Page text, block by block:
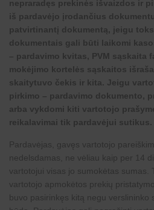
nepraradęs prekinės išvaizdos ir
iš pardavėjo įrodančius
patvirtinantį dokumentą, jeigu
dokumentais gali būti laikomi
– pardavimo kvitas, PVM sąskaita
mokėjimo kortelės sąskaitos
skaitytuvo čekis ir kita. Jeigu
pirkimo – pardavimo dokumento,
arba vykdomi kiti vartotojo
reikalavimai tik pardavėjui sutikus.
Pardavėjas, gavęs vartotojo
nedelsdamas, ne vėliau kaip per 14
vartotojui visas jo sumokėtas sumas.
vartotojo apmokėtos prekių
buvo pasirinkęs kitą negu verslininko